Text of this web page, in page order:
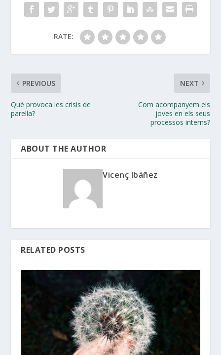
RATE:
PREVIOUS
Què provoca les crisis de
parella?
NEXT
Com acompanyem els
joves en els seus
processos interns?
ABOUT THE AUTHOR
Vicenç Ibáñez
RELATED POSTS